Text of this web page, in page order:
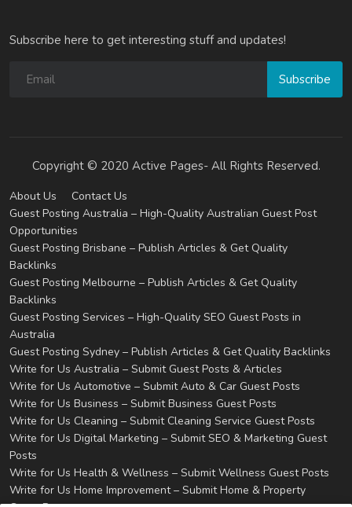
Subscribe here to get interesting stuff and updates!
Subscribe
Copyright © 2020 Active Pages- All Rights Reserved.
About Us
Contact Us
Guest Posting Australia – High-Quality Australian Guest Post
Opportunities
Guest Posting Brisbane – Publish Articles & Get Quality
Backlinks
Guest Posting Melbourne – Publish Articles & Get Quality
Backlinks
Guest Posting Services – High-Quality SEO Guest Posts in
Australia
Guest Posting Sydney – Publish Articles & Get Quality Backlinks
Write for Us Australia – Submit Guest Posts & Articles
Write for Us Automotive – Submit Auto & Car Guest Posts
Write for Us Business – Submit Business Guest Posts
Write for Us Cleaning – Submit Cleaning Service Guest Posts
Write for Us Digital Marketing – Submit SEO & Marketing Guest
Posts
Write for Us Health & Wellness – Submit Wellness Guest Posts
Write for Us Home Improvement – Submit Home & Property